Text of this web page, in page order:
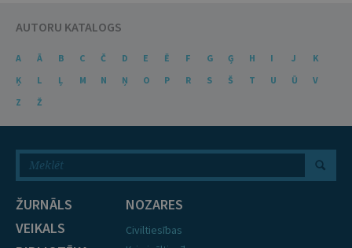
AUTORU KATALOGS
A Ā B C Č D E Ē F G Ģ H I J
K
Ķ
L Ļ M N Ņ O P R S Š T U Ū
V
Z
Ž
ŽURNĀLS
VEIKALS
NOZARES
Civiltiesības